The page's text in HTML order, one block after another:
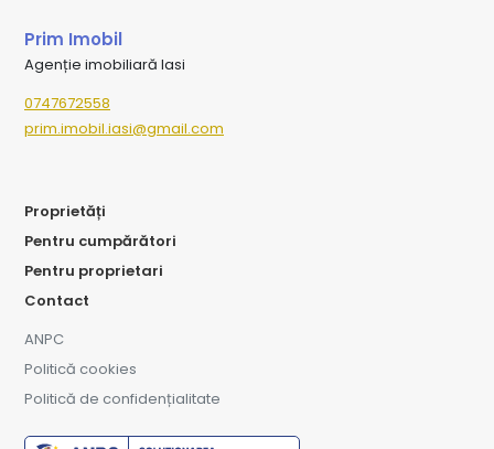
Prim Imobil
Agenție imobiliară Iasi
0747672558
prim.imobil.iasi@gmail.com
Proprietăți
Pentru cumpărători
Pentru proprietari
Contact
ANPC
Politică cookies
Politică de confidențialitate